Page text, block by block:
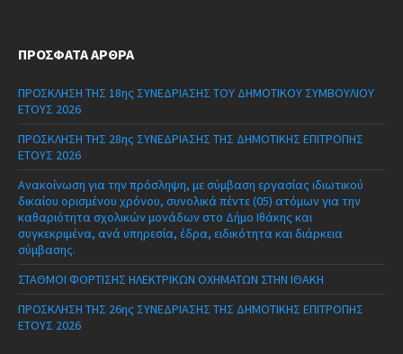
ΠΡΌΣΦΑΤΑ ΆΡΘΡΑ
ΠΡΟΣΚΛΗΣΗ ΤΗΣ 18ης ΣΥΝΕΔΡΙΑΣΗΣ ΤΟΥ ΔΗΜΟΤΙΚΟΥ ΣΥΜΒΟΥΛΙΟΥ
ΕΤΟΥΣ 2026
ΠΡΟΣΚΛΗΣΗ ΤΗΣ 28ης ΣΥΝΕΔΡΙΑΣΗΣ ΤΗΣ ΔΗΜΟΤΙΚΗΣ ΕΠΙΤΡΟΠΗΣ
ΕΤΟΥΣ 2026
Ανακοίνωση για την πρόσληψη, με σύμβαση εργασίας ιδιωτικού
δικαίου ορισμένου χρόνου, συνολικά πέντε (05) ατόμων για την
καθαριότητα σχολικών μονάδων στο Δήμο Ιθάκης και
συγκεκριμένα, ανά υπηρεσία, έδρα, ειδικότητα και διάρκεια
σύμβασης.
ΣΤΑΘΜΟΙ ΦΟΡΤΙΣΗΣ ΗΛΕΚΤΡΙΚΩΝ ΟΧΗΜΑΤΩΝ ΣΤΗΝ ΙΘΑΚΗ
ΠΡΟΣΚΛΗΣΗ ΤΗΣ 26ης ΣΥΝΕΔΡΙΑΣΗΣ ΤΗΣ ΔΗΜΟΤΙΚΗΣ ΕΠΙΤΡΟΠΗΣ
ΕΤΟΥΣ 2026